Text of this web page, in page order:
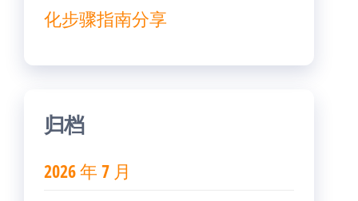
化步骤指南分享
归档
2026 年 7 月